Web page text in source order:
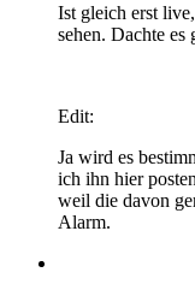
Ist gleich erst
sehen. Dachte es
Edit:
Ja wird es
ich ihn hier
weil die davon
Alarm.